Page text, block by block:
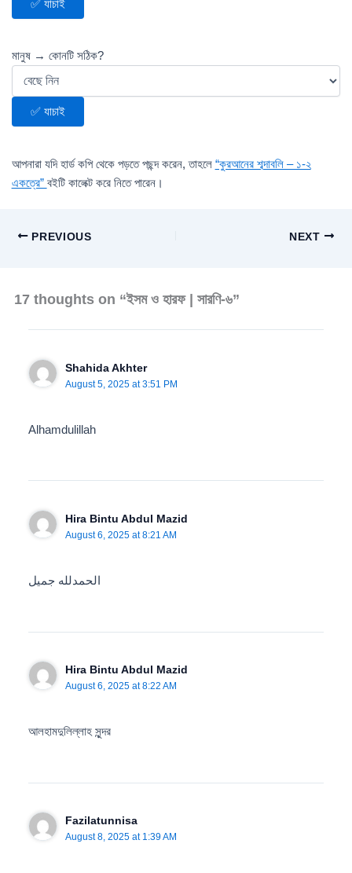
✅ যাচাই
মানুষ → কোনটি সঠিক?
✅ যাচাই
আপনারা যদি হার্ড কপি থেকে পড়তে পছন্দ করেন, তাহলে “কুরআনের শব্দাবলি – ১-২
একত্রে” বইটি কালেক্ট করে নিতে পারেন।
PREVIOUS NEXT
17 thoughts on “ইসম ও হারফ | সারণি-৬”
Shahida Akhter
August 5, 2025 at 3:51 PM
Alhamdulillah
Hira Bintu Abdul Mazid
August 6, 2025 at 8:21 AM
الحمدلله جميل
Hira Bintu Abdul Mazid
August 6, 2025 at 8:22 AM
আলহামদুলিল্লাহ সুন্দর
Fazilatunnisa
August 8, 2025 at 1:39 AM